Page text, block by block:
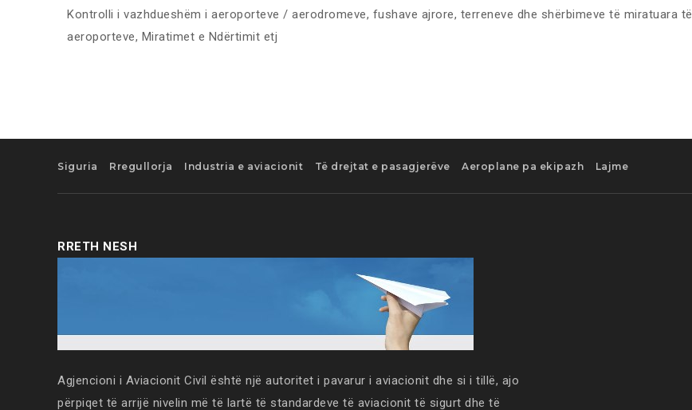
Kontrolli i vazhdueshëm i aeroporteve / aerodromeve, fushave ajrore, terreneve dhe shërbimeve të miratuara të
aeroporteve, Miratimet e Ndërtimit etj
Siguria Rregullorja Industria e aviacionit Të drejtat e pasagjerëve Aeroplane pa ekipazh Lajme
RRETH NESH
Agjencioni i Aviacionit Civil është një autoritet i pavarur i aviacionit dhe si i tillë, ajo
përpiqet të arrijë nivelin më të lartë të standardeve të aviacionit të sigurt dhe të